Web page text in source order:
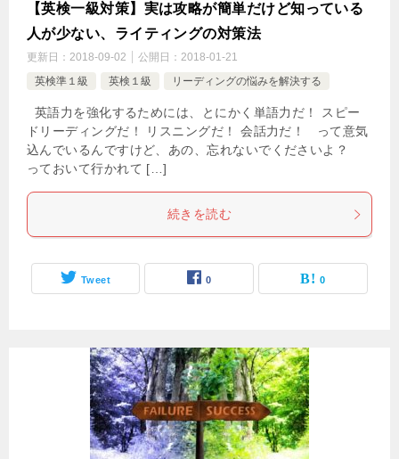
【英検一級対策】実は攻略が簡単だけど知っている
人が少ない、ライティングの対策法
更新日： 2018-09-02 公開日： 2018-01-21
英検準１級
英検１級 リーディングの悩みを解決する
英語力を強化するためには、とにかく単語力だ！ スピー
ドリーディングだ！ リスニングだ！ 会話力だ！ って意気
込んでいるんですけど、あの、忘れないでくださいよ？
っておいて行かれて […]
続きを読む
Tweet 0 0